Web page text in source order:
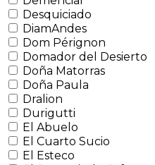
Desquiciado
DiamAndes
Dom Pérignon
Domador del Desierto
Doña Matorras
Doña Paula
Dralion
Durigutti
El Abuelo
El Cuarto Sucio
El Esteco